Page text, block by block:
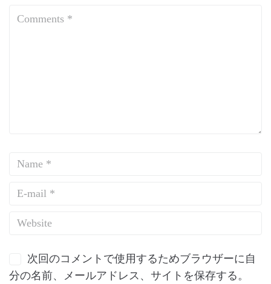
次回のコメントで使用するためブラウザーに自
分の名前、メールアドレス、サイトを保存する。